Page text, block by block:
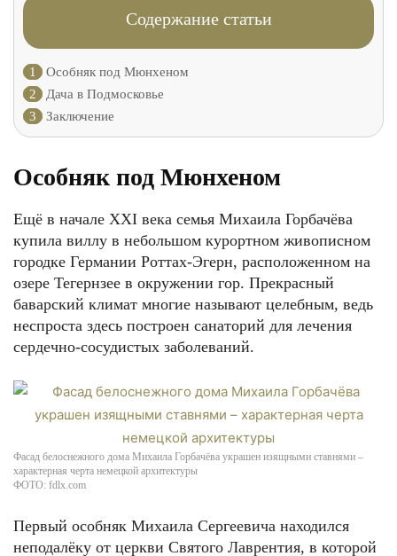
Содержание статьи
1
Особняк под Мюнхеном
2
Дача в Подмосковье
3
Заключение
Особняк под Мюнхеном
Ещё в начале XXI века семья Михаила Горбачёва
купила виллу в небольшом курортном живописном
городке Германии Роттах-Эгерн, расположенном на
озере Тегернзее в окружении гор. Прекрасный
баварский климат многие называют целебным, ведь
неспроста здесь построен санаторий для лечения
сердечно-сосудистых заболеваний.
Фасад белоснежного дома Михаила Горбачёва украшен изящными ставнями –
характерная черта немецкой архитектуры
ФОТО: fdlx.com
Первый особняк Михаила Сергеевича находился
неподалёку от церкви Святого Лаврентия, в которой